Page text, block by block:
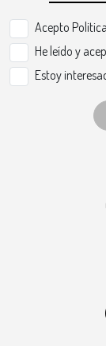
Acepto
He leído y
Estoy